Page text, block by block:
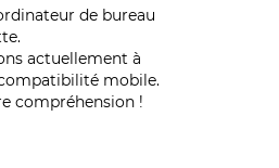
de bureau
actuellement à
mobile.
compréhension !